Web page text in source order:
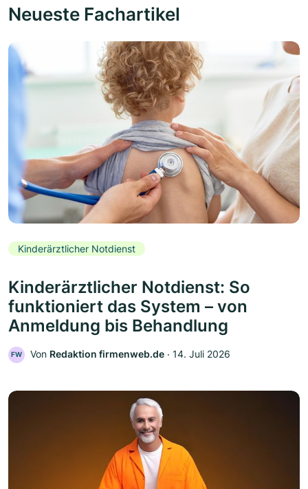
Neueste Fachartikel
Kinderärztlicher Notdienst
Kinderärztlicher Notdienst: So
funktioniert das System – von
Anmeldung bis Behandlung
FW Von Redaktion firmenweb.de ‧ 14. Juli 2026